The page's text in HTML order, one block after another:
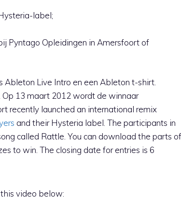
label;
Pyntago Opleidingen in Amersfoort of
Ableton Live Intro en een Ableton t-shirt.
Op 13 maart 2012 wordt de winnaar
recently launched an international remix
and their Hysteria label. The participants in
called Rattle. You can download the parts of
to win. The closing date for entries is 6
video below: